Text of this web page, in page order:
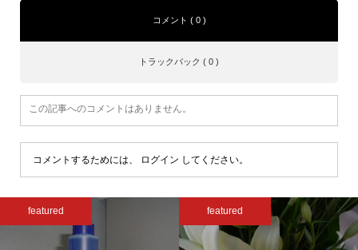
コメント ( 0 )
トラックバック ( 0 )
この記事へのコメントはありません。
コメントするためには、 ログイン してください。
featured featured